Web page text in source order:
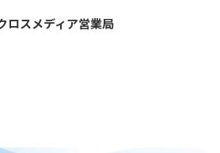
ロスメディア営業局